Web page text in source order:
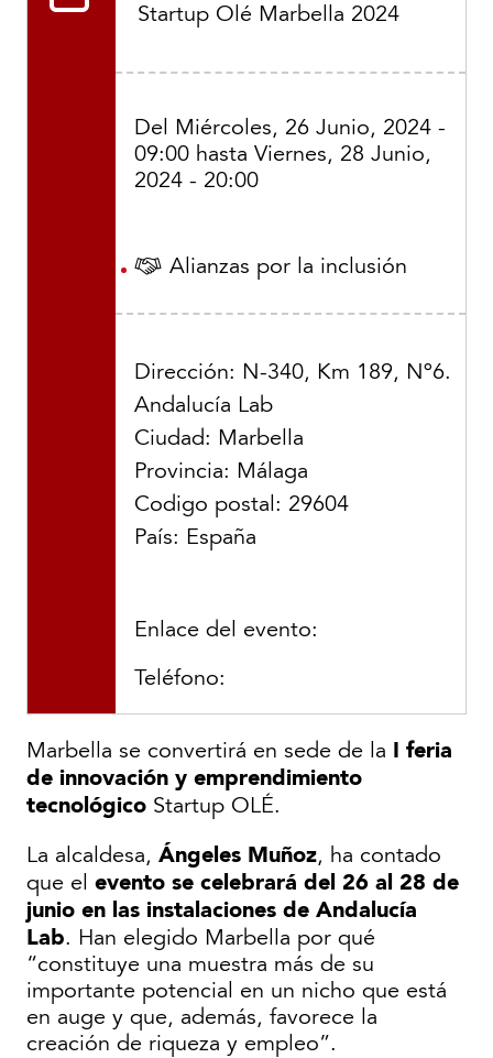
Startup Olé Marbella 2024
Del Miércoles, 26 Junio, 2024 -
09:00 hasta Viernes, 28 Junio,
2024 - 20:00
Alianzas por la inclusión
Dirección: N-340, Km 189, Nº6.
Andalucía Lab
Ciudad: Marbella
Provincia: Málaga
Codigo postal: 29604
País: España
Enlace del evento:
Teléfono:
Marbella se convertirá en sede de la I feria
de innovación y emprendimiento
tecnológico Startup OLÉ.
La alcaldesa, Ángeles Muñoz, ha contado
que el evento se celebrará del 26 al 28 de
junio en las instalaciones de Andalucía
Lab. Han elegido Marbella por qué
“constituye una muestra más de su
importante potencial en un nicho que está
en auge y que, además, favorece la
creación de riqueza y empleo”.